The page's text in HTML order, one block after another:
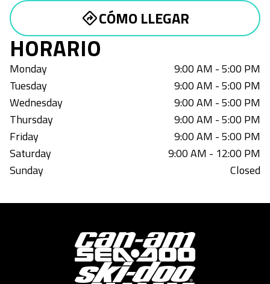
CÓMO LLEGAR
HORARIO
Monday
9:00 AM - 5:00 PM
Tuesday
9:00 AM - 5:00 PM
Wednesday
9:00 AM - 5:00 PM
Thursday
9:00 AM - 5:00 PM
Friday
9:00 AM - 5:00 PM
Saturday
9:00 AM - 12:00 PM
Sunday
Closed